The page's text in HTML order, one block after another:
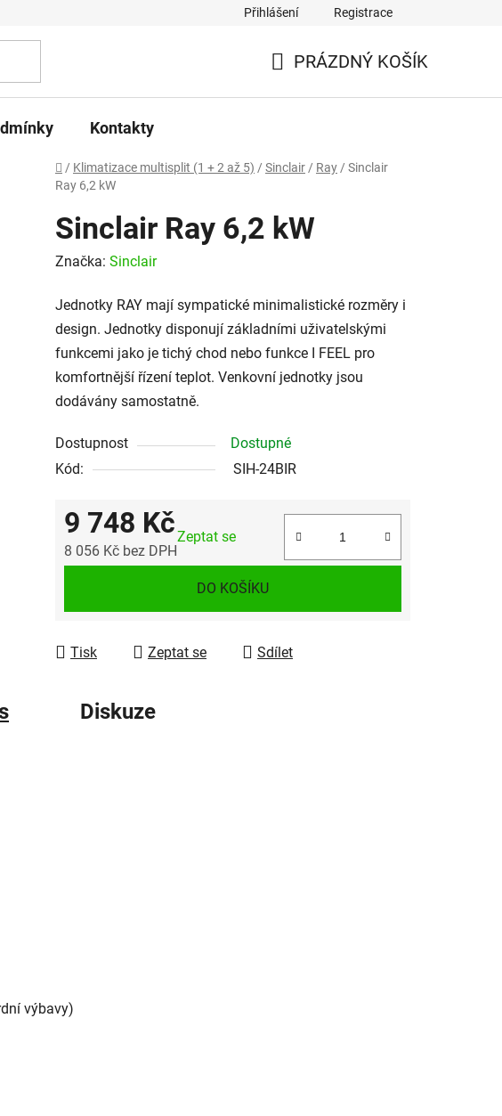
údajů Přihlášení Registrace
PRÁZDNÝ KOŠÍK
Kontakty
Domů
/ Klimatizace multisplit (1 + 2 až 5) / Sinclair / Ray / Sinclair
Ray 6,2 kW
Sinclair Ray 6,2 kW
Značka: Sinclair
Jednotky RAY mají sympatické minimalistické rozměry i
design. Jednotky disponují základními uživatelskými
funkcemi jako je tichý chod nebo funkce I FEEL pro
komfortnější řízení teplot. Venkovní jednotky jsou
dodávány samostatně.
Dostupnost
Dostupné
Kód:
SIH-24BIR
9 748 Kč
8 056 Kč bez DPH
Zeptat se
DO KOŠÍKU
Tisk Zeptat se Sdílet
Diskuze
výbavy)